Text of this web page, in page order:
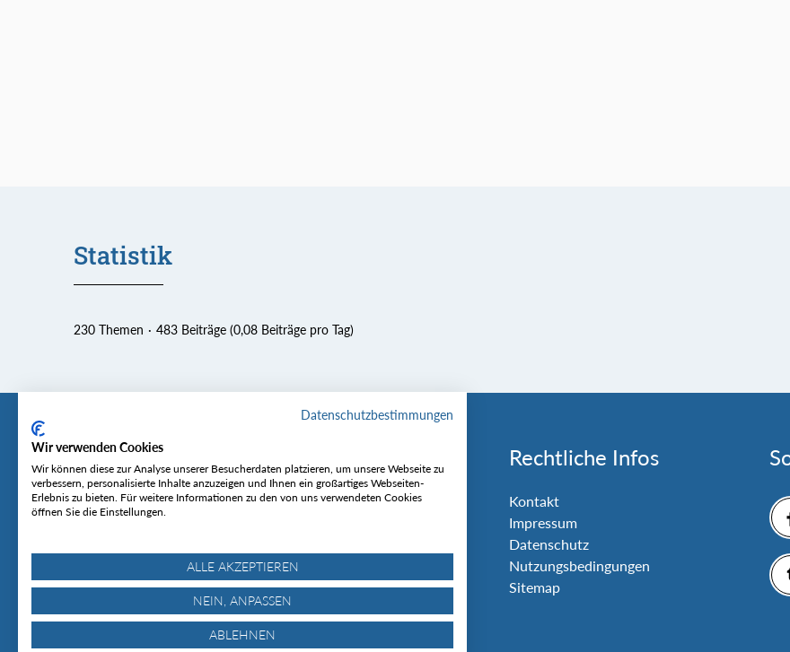
Statistik
230 Themen 483 Beiträge (0,08 Beiträge pro Tag)
Tourentipp
Über uns
Wetter & Lawinenlage
Rechtliche Infos
Kontakt
Impressum
Datenschutz
Nutzungsbedingungen
Sitemap
Datenschutzbestimmungen
Wir verwenden Cookies
Wir können diese zur Analyse unserer Besucherdaten platzieren, um unsere Webseite zu
verbessern, personalisierte Inhalte anzuzeigen und Ihnen ein großartiges Webseiten-
Erlebnis zu bieten. Für weitere Informationen zu den von uns verwendeten Cookies
öffnen Sie die Einstellungen.
ALLE AKZEPTIEREN
NEIN, ANPASSEN
ABLEHNEN